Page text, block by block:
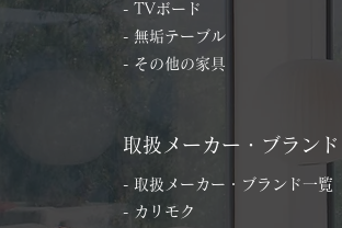
- TVボード
- 無垢テーブル
- その他の家具
取扱メーカー・ブランド
- 取扱メーカー・ブランド一覧
- カリモク